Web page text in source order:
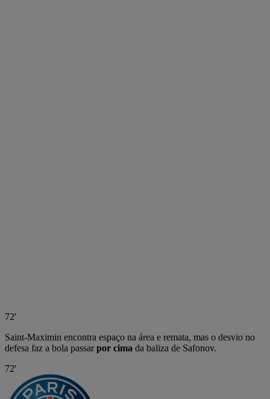
72'
Saint-Maximin encontra espaço na área e remata, mas o desvio no
defesa faz a bola passarpor cima da baliza de Safonov.
72'